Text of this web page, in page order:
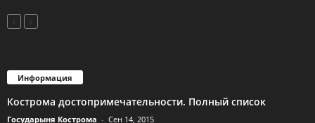
Информация
Кострома достопримечательности. Полный список
Государыня Кострома - Сен 14, 2015